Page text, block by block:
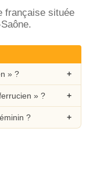
française située
» ?
» ?
?